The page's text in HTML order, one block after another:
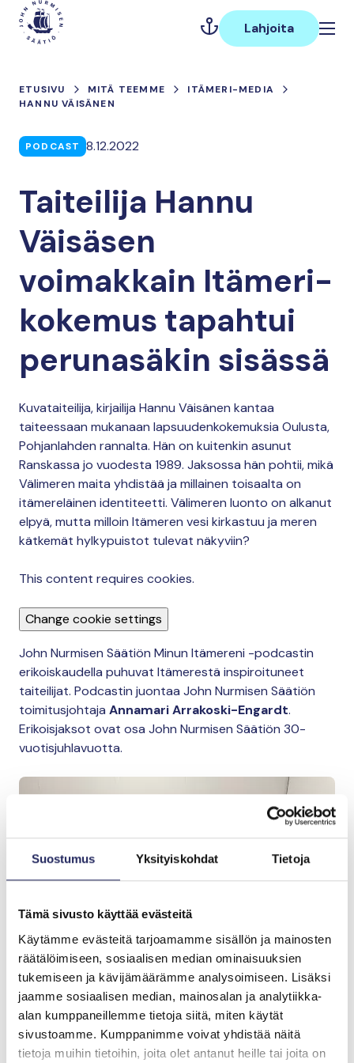
Suostumus Yksityiskohdat Tietoja
Tämä sivusto käyttää evästeitä
Käytämme evästeitä tarjoamamme sisällön ja mainosten
räätälöimiseen, sosiaalisen median ominaisuuksien
tukemiseen ja kävijämäärämme analysoimiseen. Lisäksi
jaamme sosiaalisen median, mainosalan ja analytiikka-
alan kumppaneillemme tietoja siitä, miten käytät
sivustoamme. Kumppanimme voivat yhdistää näitä
tietoja muihin tietoihin, joita olet antanut heille tai joita on
Hyppää
sisältöön
Päävalikko
Lahjoita
ETUSIVU MITÄ TEEMME
ITÄMERI-MEDIA
HANNU VÄISÄNEN
PODCAST 8.12.2022
Taiteilija Hannu
Väisäsen
voimakkain Itämeri-
kokemus tapahtui
perunasäkin sisässä
Kuvataiteilija, kirjailija Hannu Väisänen kantaa
taiteessaan mukanaan lapsuudenkokemuksia Oulusta,
Pohjanlahden rannalta. Hän on kuitenkin asunut
Ranskassa jo vuodesta 1989. Jaksossa hän pohtii, mikä
Välimeren maita yhdistää ja millainen toisaalta on
itämereläinen identiteetti. Välimeren luonto on alkanut
elpyä, mutta milloin Itämeren vesi kirkastuu ja meren
kätkemät hylkypuistot tulevat näkyviin?
This content requires cookies.
Change cookie settings
John Nurmisen Säätiön Minun Itämereni -podcastin
erikoiskaudella puhuvat Itämerestä inspiroituneet
taiteilijat. Podcastin juontaa John Nurmisen Säätiön
toimitusjohtaja Annamari Arrakoski-Engardt.
Erikoisjaksot ovat osa John Nurmisen Säätiön 30-
vuotisjuhlavuotta.
Annamari Arrakoski-Engardt ja Hannu Väisänen podcst-
studiossa.